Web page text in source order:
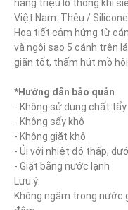
hàng triệu lỗ thông khí
Việt Nam: Thêu /
Họa tiết cảm hứng từ
và ngôi sao 5 cánh trên
giãn tốt, thấm hút mồ
*Hướng dẫn bảo quản
- Không sử dụng chất tẩy
- Không sấy khô
- Không giặt khô
- Ủi với nhiệt độ thấp,
- Giặt bằng nước lạnh
Lưu ý:
Không ngâm trong nước